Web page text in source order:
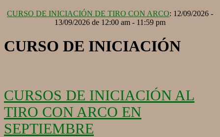
CURSO DE INICIACIÓN DE TIRO CON ARCO: 12/09/2026 -
13/09/2026 de 12:00 am - 11:59 pm
CURSO DE INICIACIÓN
CURSOS DE INICIACIÓN AL
TIRO CON ARCO EN
SEPTIEMBRE